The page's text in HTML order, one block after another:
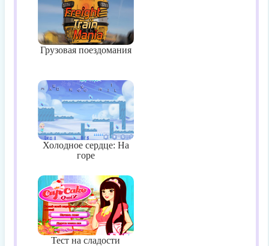
Грузовая поездомания
Холодное сердце: На
горе
Тест на сладости